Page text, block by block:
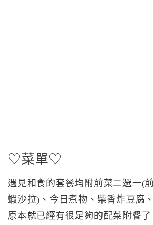
♡菜單♡
遇見和食的套餐均附前菜二選一(
蝦沙拉)、今日煮物、柴香炸豆腐
原本就已經有很足夠的配菜附餐了